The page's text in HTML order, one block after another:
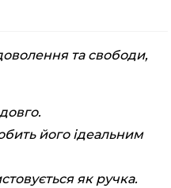
та свободи,
його ідеальним
як ручка.